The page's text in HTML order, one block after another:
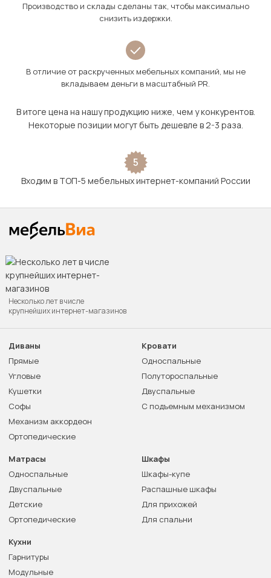
Производство и склады сделаны так, чтобы максимально
снизить издержки.
В отличие от раскрученных мебельных компаний, мы не
вкладываем деньги в масштабный PR.
В итоге цена на нашу продукцию ниже, чем у конкурентов.
Некоторые позиции могут быть дешевле в 2-3 раза.
5
Входим в ТОП-5 мебельных интернет-компаний России
Несколько лет в числе
крупнейших интернет-магазинов
Диваны
Прямые
Угловые
Кушетки
Софы
Механизм аккордеон
Ортопедические
Кровати
Односпальные
Полутороспальные
Двуспальные
С подъемным механизмом
Матрасы
Односпальные
Двуспальные
Детские
Ортопедические
Шкафы
Шкафы-купе
Распашные шкафы
Для прихожей
Для спальни
Кухни
Гарнитуры
Модульные